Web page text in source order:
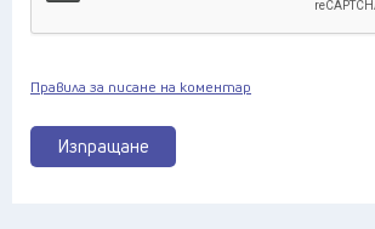
Изпращане
Правила за писане на коментар